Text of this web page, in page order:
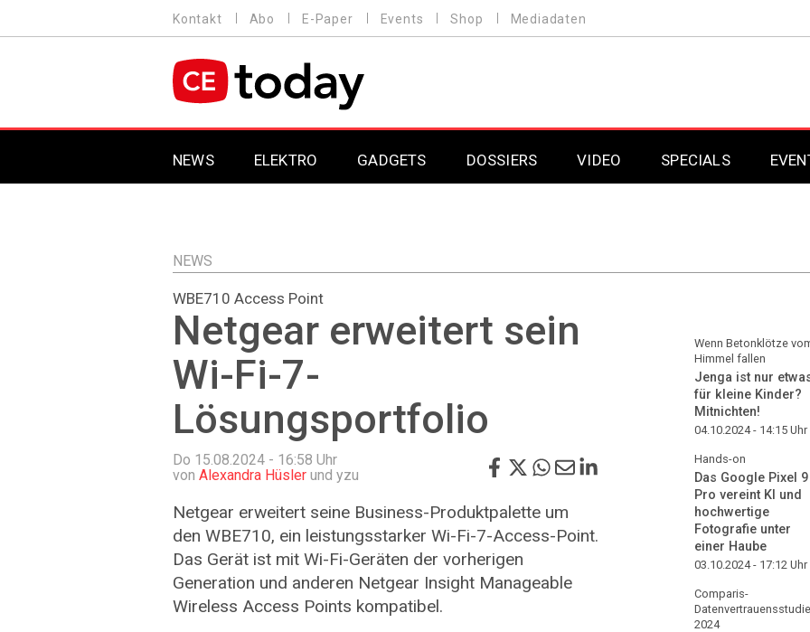
zum
MENU
Kontakt Abo E-Paper Events Shop Mediadaten
MAIN NAVIGATION
NEWS ELEKTRO GADGETS DOSSIERS
DAB+
VIDEO SPECIALS
Professional AV &
Professional AV &
NEWS
WBE710 Access Point
Netgear erweitert sein
Wi-Fi-7-
Lösungsportfolio
Do 15.08.2024 - 16:58 Uhr
von Alexandra Hüsler und yzu
Netgear erweitert seine Business-Produktpalette um
den WBE710, ein leistungsstarker Wi-Fi-7-Access-Point.
Das Gerät ist mit Wi-Fi-Geräten der vorherigen
Generation und anderen Netgear Insight Manageable
Wireless Access Points kompatibel.
Wenn Betonklötze
Himmel fallen
Jenga ist nur
für kleine Kinder?
Mitnichten!
04.10.2024 - 14:15 Uhr
Hands-on
Das Google Pixel 9
Pro vereint KI und
hochwertige
Fotografie unter
einer Haube
03.10.2024 - 17:12 Uhr
Comparis-
Datenvertrauensstudie
2024